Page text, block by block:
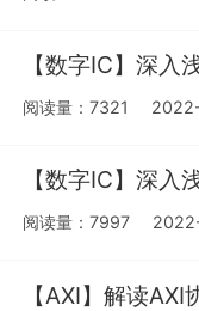
【数字IC】深
阅读量：7321
【数字IC】深入
阅读量：7997
【AXI】解读